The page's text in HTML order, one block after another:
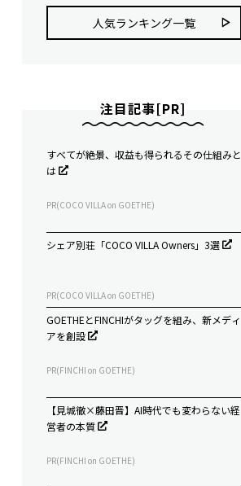
人気ランキング⼀覧
注目記事[PR]
すべてが絶景、収益も得られるその仕組みと
は
PR(COCO VILLA on GOETHE)
シェア別荘「COCO VILLA Owners」3選
PR(COCO VILLA on GOETHE)
GOETHEとFINCHIがタッグを組み、新メディ
アを創設
PR(FINCHI on GOETHE)
【見城徹×藤田晋】AI時代でも変わらない経
営者の本質
PR(FINCHI on GOETHE)